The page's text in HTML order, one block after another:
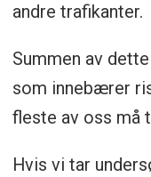
andre trafikanter.
Summen av
som innebærer
fleste av oss må
Hvis vi tar